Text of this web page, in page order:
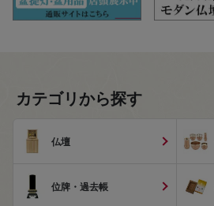
カテゴリから探す
仏壇
位牌・過去帳